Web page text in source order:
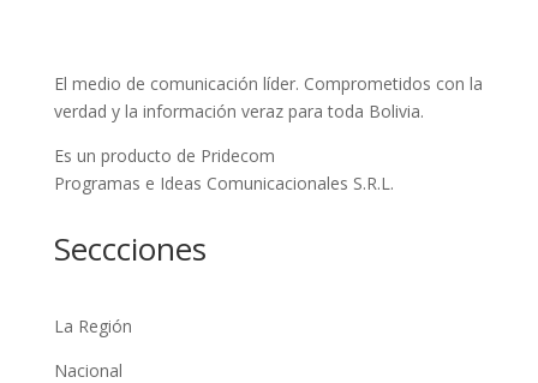
El medio de comunicación líder. Comprometidos con la
verdad y la información veraz para toda Bolivia.
Es un producto de Pridecom
Programas e Ideas Comunicacionales S.R.L.
Seccciones
La Región
Nacional